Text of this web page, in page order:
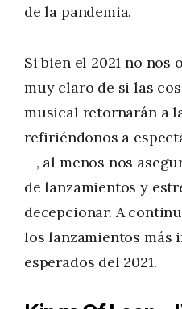
de la pandemia.
Si bien el 2021 no nos
muy claro de si las
musical retornarán a
refiriéndonos a
—, al menos nos
de lanzamientos y
decepcionar. A
los lanzamientos más
esperados del 2021.